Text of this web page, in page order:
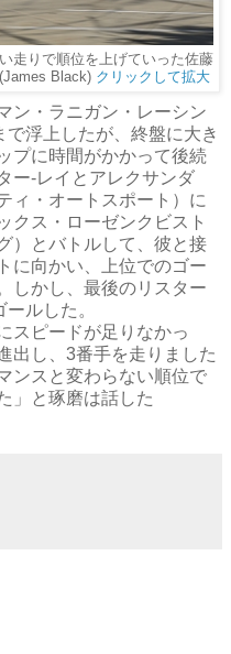
走りで順位を上げていった佐藤
Black) クリックして拡大
ン・ラニガン・レーシン
浮上したが、終盤に大き
プに時間がかかって後続
ー-レイとアレクサンダ
ィ・オートスポート）に
クス・ローゼンクビスト
）とバトルして、彼と接
に向かい、上位でのゴー
しかし、最後のリスター
ルした。
スピードが足りなかっ
出し、3番手を走りました
ンスと変わらない順位で
」と琢磨は話した